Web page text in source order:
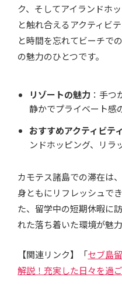
ク、そしてアイランドホ
と触れ合えるアクティビ
と時間を忘れてビーチで
の魅力のひとつです。
リゾートの魅力 ：手つ
静かでプライベート感
おすすめアクティビティ
ンドホッピング、リラ
カモテス諸島での滞在は
身ともにリフレッシュで
た、留学中の短期休暇に
れた落ち着いた環境が魅力
【関連リンク】「セブ島
解説！充実した日々を過